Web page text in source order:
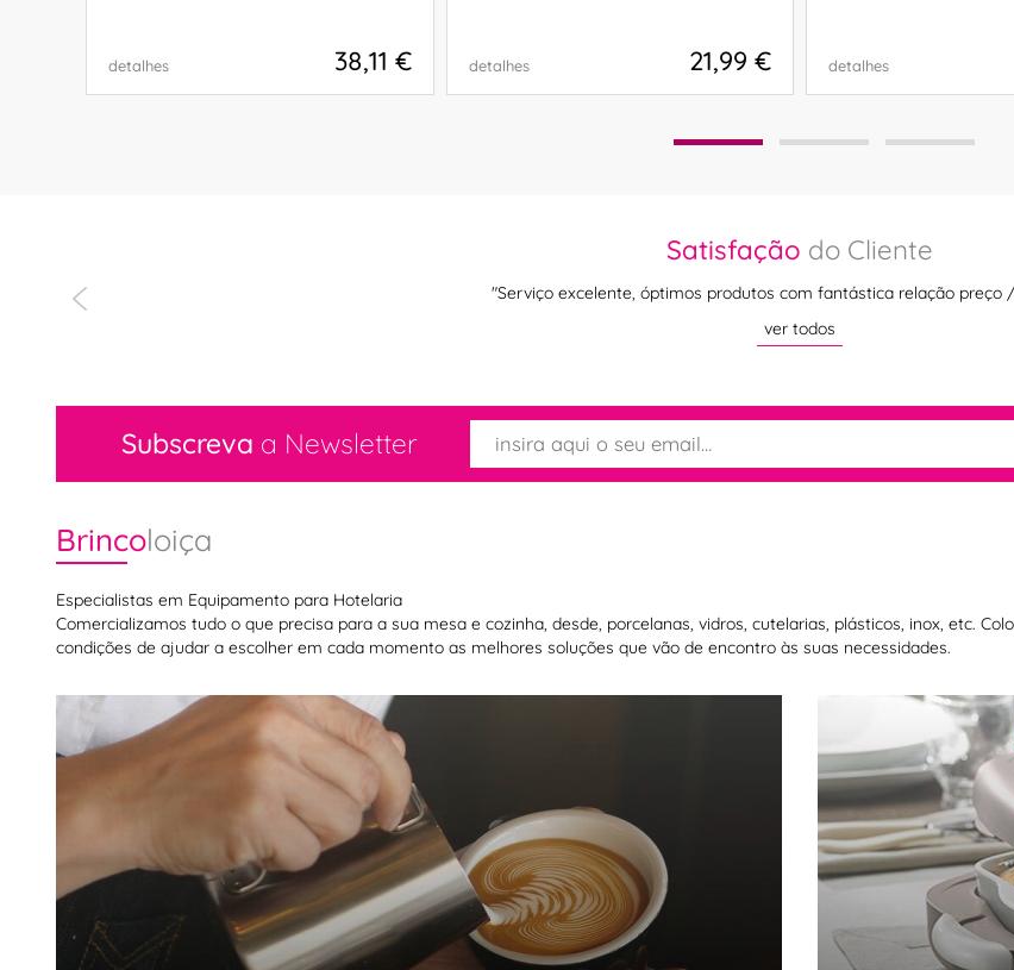
detalhes 38,11 € detalhes 21,99 € detalhes
a toda a
Satisfação do Cliente
"Serviço excelente, óptimos produtos com fantástica relação preço
ver todos
Subscreva a Newsletter
Brincoloiça
Especialistas em Equipamento para Hotelaria
Comercializamos tudo o que precisa para a sua mesa e cozinha, desde, porcelanas, vidros, cutelarias, plásticos, inox, etc.
condições de ajudar a escolher em cada momento as melhores soluções que vão de encontro às suas necessidades.